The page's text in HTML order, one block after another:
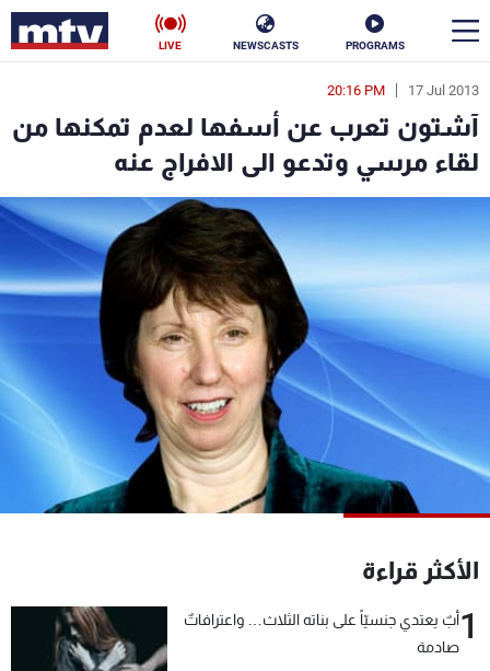
PROGRAMS
NEWSCASTS
LIVE
17 Jul 2013
20:16 PM
آشتون تعرب عن أسفها لعدم تمكنها من
لقاء مرسي وتدعو الى الافراج عنه
الأكثر قراءة
1أبٌ يعتدي جنسيّاً على بناته الثلاث… واعترافاتٌ
صادمة
en
الأخبار
سياسة ناس
إقتصاد فن
منوعات رياضة
كأس العالم
البرامج
جدول البرامج
شاهد البرامج
عن MTV
الإنـتـاج
وظائف
شروط الإسـتخدام